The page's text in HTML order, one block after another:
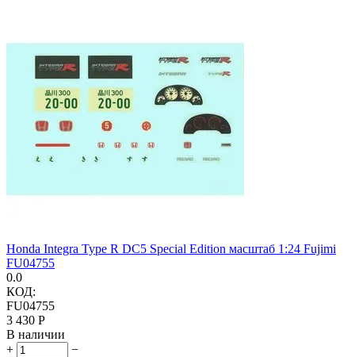
Honda Integra Type R DC5 Special Edition масштаб 1:24 Fujimi
FU04755
0.0
КОД:
FU04755
3 430 Р
В наличии
+
−